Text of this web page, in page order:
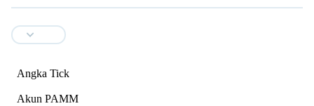
Angka Tick
Akun PAMM